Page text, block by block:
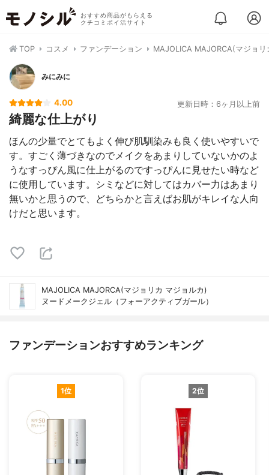
おすすめ商品がもらえる
クチコミポイ活サイト
TOP コスメ ファンデーション MAJOLICA MAJORCA(マジョ
みにみに
4.00 更新日時：6ヶ月以上前
綺麗な仕上がり
ほんの少量でとてもよく伸び肌馴染みも良く使いやすいで
す。すごく薄づきなのでメイクをあまりしていないかのよ
うなすっぴん風に仕上がるのですっぴんに見せたい時など
に使用しています。シミなどに対してはカバー力はあまり
無いかと思うので、どちらかと言えばお肌がキレイな人向
けだと思います。
MAJOLICA MAJORCA(マジョリカ マジョルカ)
ヌードメークジェル（フォーアクティブガール）
ファンデーションおすすめランキング
1位 2位